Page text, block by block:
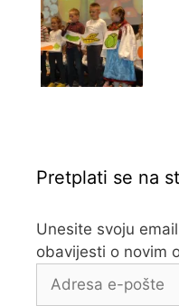
Pretplati se na
Unesite svoju
obavijesti o novim
e-